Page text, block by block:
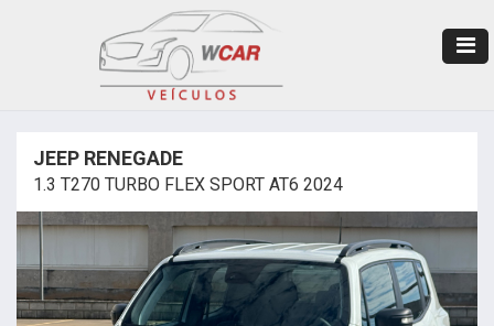
JEEP RENEGADE
1.3 T270 TURBO FLEX SPORT AT6 2024